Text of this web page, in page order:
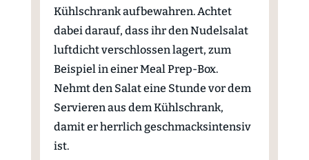
Kühlschrank aufbewahren. Achtet
dabei darauf, dass ihr den Nudelsalat
luftdicht verschlossen lagert, zum
Beispiel in einer Meal Prep-Box.
Nehmt den Salat eine Stunde vor dem
Servieren aus dem Kühlschrank,
damit er herrlich geschmacksintensiv
ist.